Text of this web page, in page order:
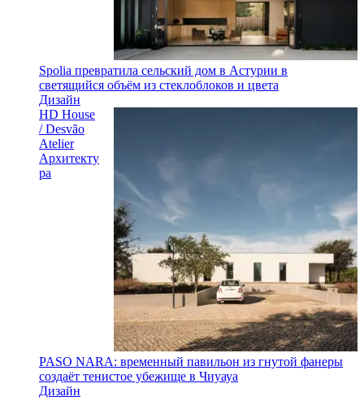
Spolia превратила сельский дом в Астурии в
светящийся объём из стеклоблоков и цвета
Дизайн
HD House
/ Desvão
Atelier
Архитекту
ра
PASO NARA: временный павильон из гнутой фанеры
создаёт тенистое убежище в Чиуауа
Дизайн